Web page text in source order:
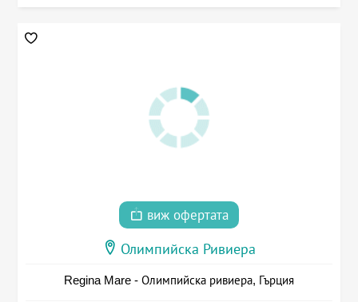
виж офертата
Олимпийска Ривиера
Regina Mare - Олимпийска ривиера, Гърция